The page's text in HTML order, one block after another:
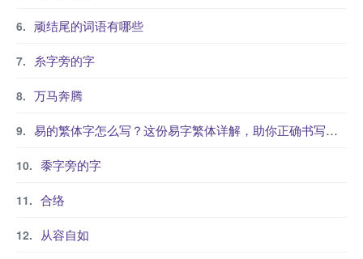
顽结尾的词语有哪些
糸字旁的字
万马奔腾
易的繁体字怎么写？这份易字繁体详解，助你正确书写汉字_汉字繁体学习
黍字旁的字
合络
从容自如